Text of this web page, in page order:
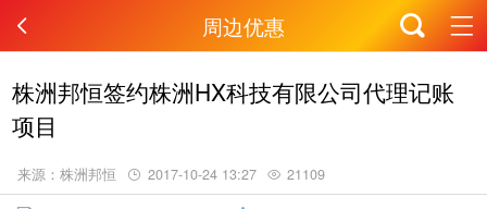
周边优惠
株洲邦恒签约株洲HX科技有限公司代理记账
项目
来源：株洲邦恒 2017-10-24 13:27 21109